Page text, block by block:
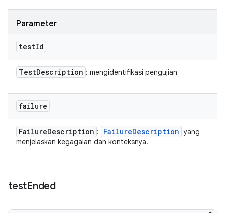
Parameter
testId
TestDescription : mengidentifikasi pengujian
failure
FailureDescription : FailureDescription yang
menjelaskan kegagalan dan konteksnya.
testEnded